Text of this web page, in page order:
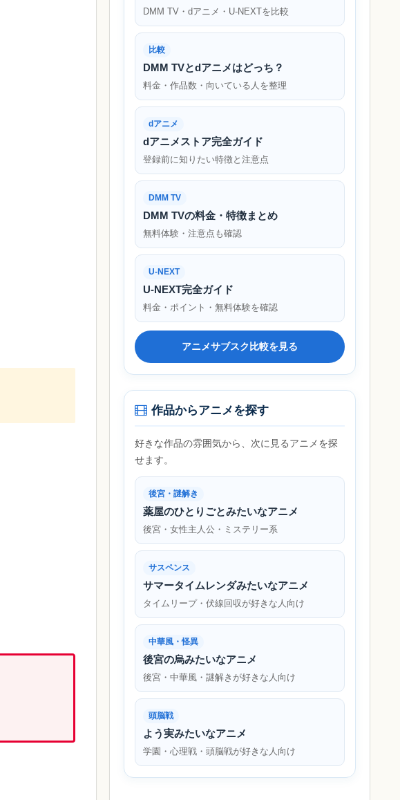
DMM TV・dアニメ・U-NEXTを比較
比較
DMM TVとdアニメはどっち？
料金・作品数・向いている人を整理
dアニメ
dアニメストア完全ガイド
登録前に知りたい特徴と注意点
DMM TV
DMM TVの料金・特徴まとめ
無料体験・注意点も確認
U-NEXT
U-NEXT完全ガイド
料金・ポイント・無料体験を確認
アニメサブスク比較を見る
作品からアニメを探す
好きな作品の雰囲気から、次に見るアニメを探
せます。
後宮・謎解き
薬屋のひとりごとみたいなアニメ
後宮・女性主人公・ミステリー系
サスペンス
サマータイムレンダみたいなアニメ
タイムリープ・伏線回収が好きな人向け
中華風・怪異
後宮の烏みたいなアニメ
後宮・中華風・謎解きが好きな人向け
頭脳戦
よう実みたいなアニメ
学園・心理戦・頭脳戦が好きな人向け